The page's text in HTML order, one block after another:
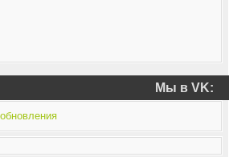
Мы в VK: